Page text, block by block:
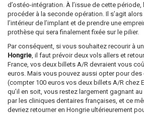
d’ostéo-intégration. À l’issue de cette
procéder à la seconde opération. Il s’agit
l’intérieur de l’implant et de prendre une
prothèse qui sera finalement fixée sur le pilier.
Par conséquent, si vous souhaitez recourir à un
Hongrie , il faut prévoir deux vols allers et
France, vos deux billets A/R devraient vous
euros. Mais vous pouvez aussi opter pour
(compter 100 euros vos deux billets A/R chez
qu’il en soit, vous restez largement gagnant
par les cliniques dentaires françaises, et ce
devriez retourner en Hongrie ultérieurement